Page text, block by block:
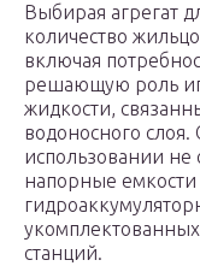
Выбирая агрегат
количество
включая
решающую роль
жидкости,
водоносного
использовании
напорные
станций.